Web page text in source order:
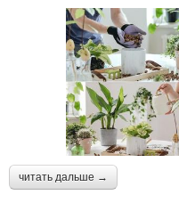
читать дальше →